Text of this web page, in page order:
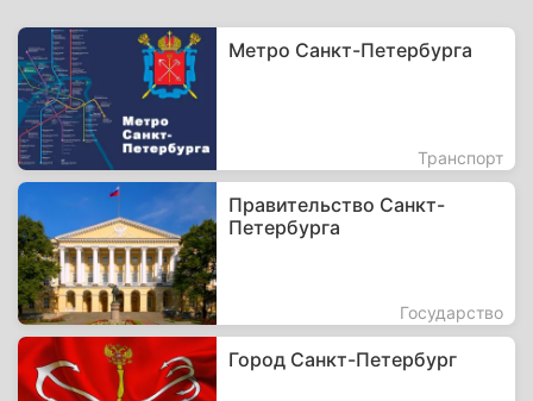
Метро Санкт-Петербурга
Транспорт
Правительство Санкт-
Петербурга
Государство
Город Санкт-Петербург